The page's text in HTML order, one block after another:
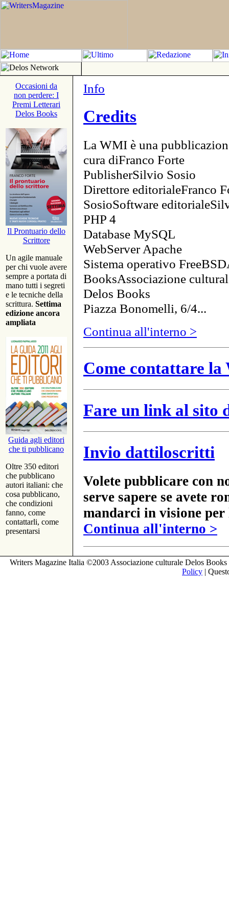
Occasioni da
non perdere: I
Premi Letterari
Delos Books
Il Prontuario dello
Scrittore
Un agile manuale
per chi vuole avere
sempre a portata di
mano tutti i segreti
e le tecniche della
scrittura. Settima
edizione ancora
ampliata
Guida agli editori
che ti pubblicano
Oltre 350 editori
che pubblicano
autori italiani: che
cosa pubblicano,
che condizioni
fanno, come
contattarli, come
presentarsi
Info
Credits
La WMI è una
cura diFranco Forte
PublisherSilvio Sosio
Direttore editorialeFranco
SosioSoftware
PHP 4
Database MySQL
WebServer Apache
Sistema operativo
BooksAssociazione
Delos Books
Piazza Bonomelli, 6/4...
Continua all'interno >
Come contattare
Fare un link al sito
Invio dattiloscritti
Volete pubblicare con
serve sapere se avete
mandarci in visione
Continua all'interno >
Writers Magazine Italia ©2003 Associazione culturale Delos
Policy |